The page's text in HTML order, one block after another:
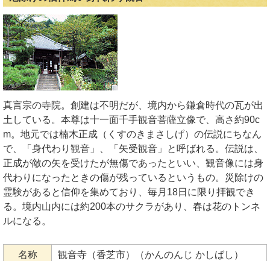
真言宗の寺院。創建は不明だが、境内から鎌倉時代の瓦が出
土している。本尊は十一面千手観音菩薩立像で、高さ約90c
m。地元では楠木正成（くすのきまさしげ）の伝説にちなん
で、「身代わり観音」、「矢受観音」と呼ばれる。伝説は、
正成が敵の矢を受けたが無傷であったといい、観音像には身
代わりになったときの傷が残っているというもの。災除けの
霊験があると信仰を集めており、毎月18日に限り拝観でき
る。境内山内には約200本のサクラがあり、春は花のトンネ
ルになる。
名称 観音寺（香芝市）（かんのんじ かしばし）